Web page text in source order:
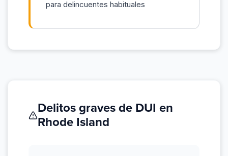
para delincuentes habituales
Delitos graves de DUI en
Rhode Island